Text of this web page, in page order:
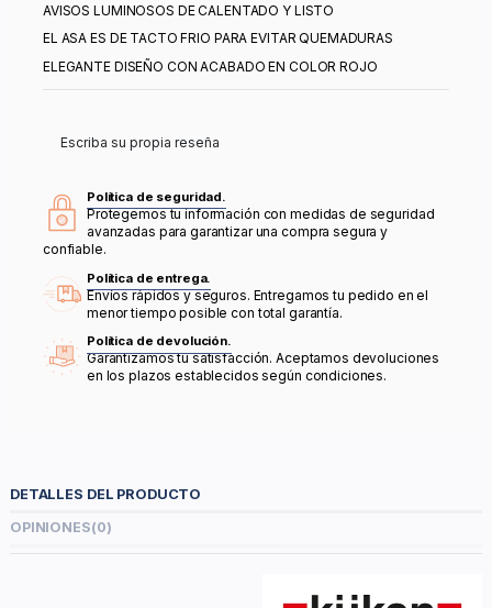
AVISOS LUMINOSOS DE CALENTADO Y LISTO
EL ASA ES DE TACTO FRIO PARA EVITAR QUEMADURAS
ELEGANTE DISEÑO CON ACABADO EN COLOR ROJO
Escriba su propia reseña
Política de seguridad.
Protegemos tu información con medidas de seguridad
avanzadas para garantizar una compra segura y
confiable.
Política de entrega.
Envíos rápidos y seguros. Entregamos tu pedido en el
menor tiempo posible con total garantía.
Política de devolución.
Garantizamos tu satisfacción. Aceptamos devoluciones
en los plazos establecidos según condiciones.
DETALLES DEL PRODUCTO
OPINIONES(0)